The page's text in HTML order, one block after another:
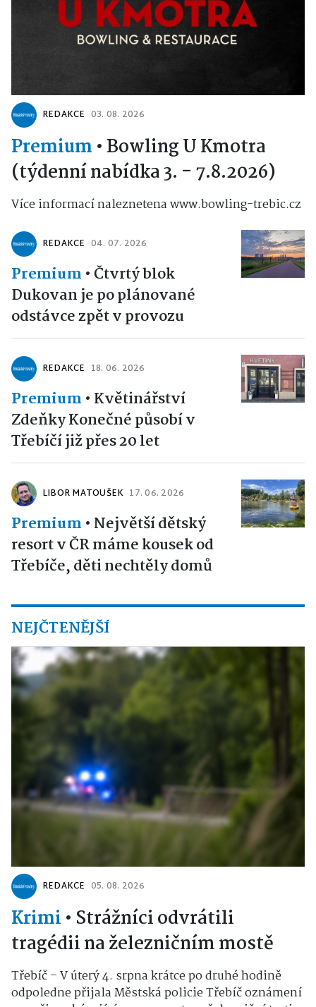
REDAKCE 03. 08. 2026
Premium • Bowling U Kmotra
(týdenní nabídka 3. - 7.8.2026)
Více informací naleznetena www.bowling-trebic.cz
REDAKCE 04. 07. 2026
Premium •Čtvrtý blok
Dukovan je po plánované
odstávce zpět v provozu
REDAKCE 18. 06. 2026
Premium • Květinářství
Zdeňky Konečné působí v
Třebíčí již přes 20 let
LIBOR MATOUŠEK 17. 06. 2026
Premium • Největší dětský
resort v ČR máme kousek od
Třebíče, děti nechtěly domů
NEJČTENĚJŠÍ
REDAKCE 05. 08. 2026
Krimi • Strážníci odvrátili
tragédii na železničním mostě
Třebíč – V úterý 4. srpna krátce po druhé hodině
odpoledne přijala Městská policie Třebíč oznámení